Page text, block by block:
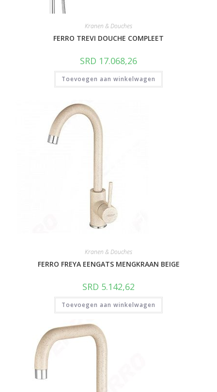
Kranen & Douches
FERRO TREVI DOUCHE COMPLEET
SRD 17.068,26
Toevoegen aan winkelwagen
Kranen & Douches
FERRO FREYA EENGATS MENGKRAAN BEIGE
SRD 5.142,62
Toevoegen aan winkelwagen